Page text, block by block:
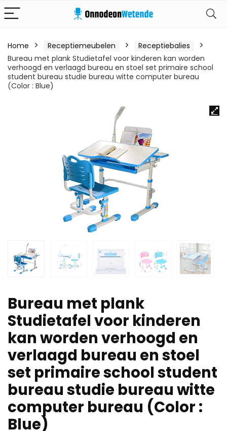
Home Receptiemeubelen
Receptiebalies
Bureau met plank Studietafel voor kinderen kan worden
verhoogd en verlaagd bureau en stoel set primaire school
student bureau studie bureau witte computer bureau
(Color : Blue)
Bureau met plank
Studietafel voor kinderen
kan worden verhoogd en
verlaagd bureau en stoel
set primaire school student
bureau studie bureau witte
computer bureau (Color :
Blue)